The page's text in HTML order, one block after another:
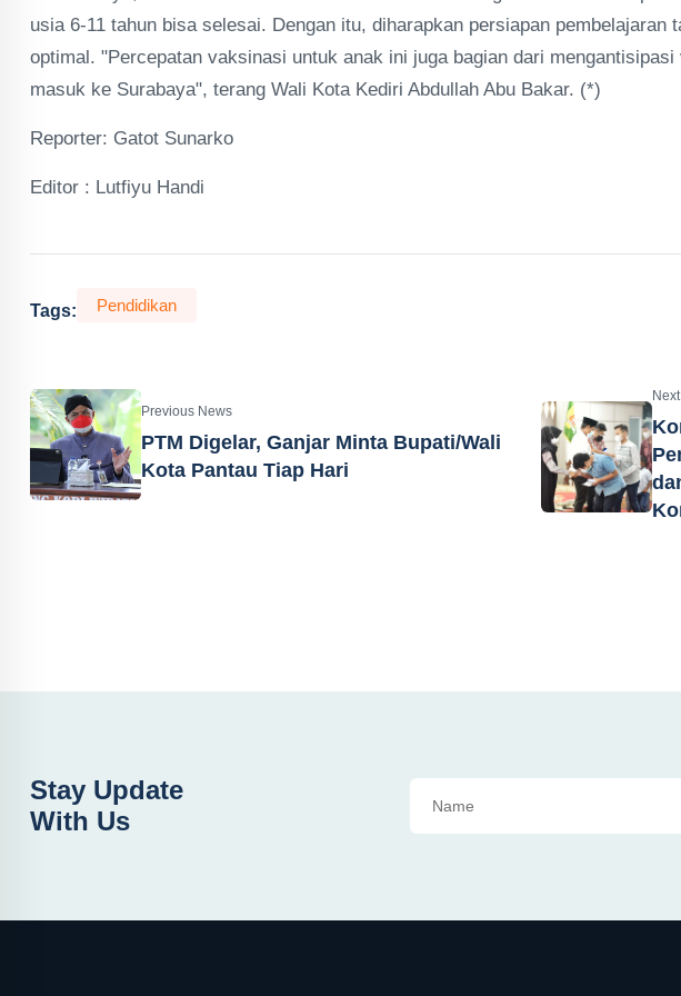
usia 6-11 tahun bisa selesai. Dengan itu, diharapkan persiapan pembelajaran
optimal. "Percepatan vaksinasi untuk anak ini juga bagian dari
masuk ke Surabaya", terang Wali Kota Kediri Abdullah Abu Bakar. (*)
Reporter: Gatot Sunarko
Editor : Lutfiyu Handi
Tags: Pendidikan
Previous News
PTM Digelar, Ganjar Minta Bupati/Wali
Kota Pantau Tiap Hari
Stay Update
With Us